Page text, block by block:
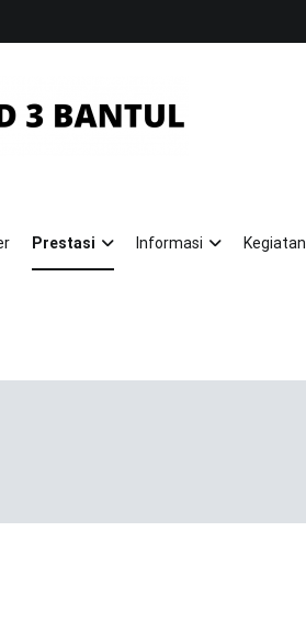
Prestasi Informasi Kegiatan